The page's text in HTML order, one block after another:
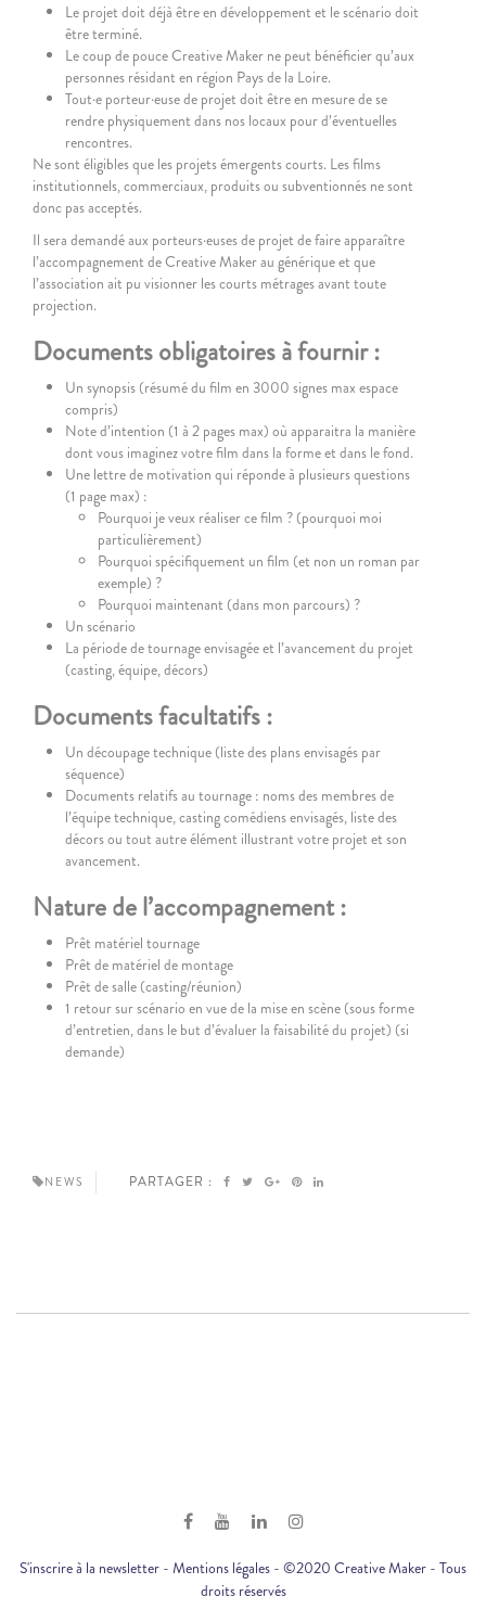
Le projet doit déjà être en développement et le scénario doit
être terminé.
Le coup de pouce Creative Maker ne peut bénéficier qu’aux
personnes résidant en région Pays de la Loire.
Tout·e porteur·euse de projet doit être en mesure de se
rendre physiquement dans nos locaux pour d’éventuelles
rencontres.
Ne sont éligibles que les projets émergents courts. Les films
institutionnels, commerciaux, produits ou subventionnés ne sont
donc pas acceptés.
Il sera demandé aux porteurs·euses de projet de faire apparaître
l’accompagnement de Creative Maker au générique et que
l’association ait pu visionner les courts métrages avant toute
projection.
Documents obligatoires à fournir :
Un synopsis (résumé du film en 3000 signes max espace
compris)
Note d’intention (1 à 2 pages max) où apparaitra la manière
dont vous imaginez votre film dans la forme et dans le fond.
Une lettre de motivation qui réponde à plusieurs questions
(1 page max) :
Pourquoi je veux réaliser ce film ? (pourquoi moi
particulièrement)
Pourquoi spécifiquement un film (et non un roman par
exemple) ?
Pourquoi maintenant (dans mon parcours) ?
Un scénario
La période de tournage envisagée et l’avancement du projet
(casting, équipe, décors)
Documents facultatifs :
Un découpage technique (liste des plans envisagés par
séquence)
Documents relatifs au tournage : noms des membres de
l’équipe technique, casting comédiens envisagés, liste des
décors ou tout autre élément illustrant votre projet et son
avancement.
Nature de l’accompagnement :
Prêt matériel tournage
Prêt de matériel de montage
Prêt de salle (casting/réunion)
1 retour sur scénario en vue de la mise en scène (sous forme
d’entretien, dans le but d’évaluer la faisabilité du projet) (si
demande)
NEWS PARTAGER :
S'inscrire à la newsletter - Mentions légales - ©2020 Creative Maker - Tous
droits réservés